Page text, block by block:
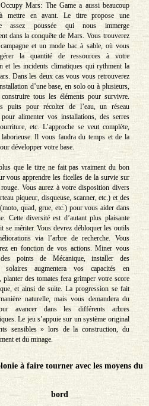
Mars: The Game a aussi beaucoup
à mettre en avant. Le titre propose une
assez poussée qui nous immerge
dans la conquête de Mars. Vous trouverez
et un mode bac à sable, où vous
la quantité de ressources à votre
et les incidents climatiques qui rythment la
Dans les deux cas vous vous retrouverez
d’une base, en solo ou à plusieurs,
tous les éléments pour survivre.
puits pour récolter de l’eau, un réseau
pour alimenter vos installations, des serres
etc. L’approche se veut complète,
laborieuse. Il vous faudra du temps et de la
développer votre base.
que le titre ne fait pas vraiment du bon
vous apprendre les ficelles de la survie sur
rouge. Vous aurez à votre disposition divers
piqueur, disqueuse, scanner, etc.) et des
quad, grue, etc.) pour vous aider dans
Cette diversité est d’autant plus plaisante
se mériter. Vous devrez débloquer les outils
via l’arbre de recherche. Vous
en fonction de vos actions. Miner vous
points de Mécanique, installer des
solaires augmentera vos capacités en
planter des tomates fera grimper votre score
et ainsi de suite. La progression se fait
naturelle, mais vous demandera du
avancer dans les différents arbres
Le jeu s’appuie sur un système original
sensibles » lors de la construction, du
et du minage.
à faire tourner avec les moyens du
bord